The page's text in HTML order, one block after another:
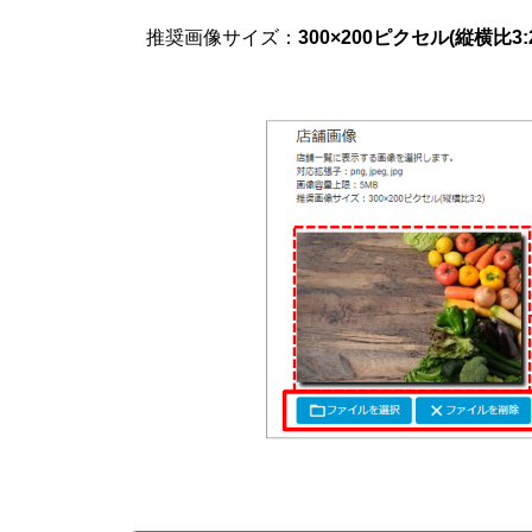
推奨画像サイズ： 300×200ピクセル(縦横比